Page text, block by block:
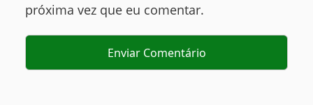
próxima vez que eu comentar.